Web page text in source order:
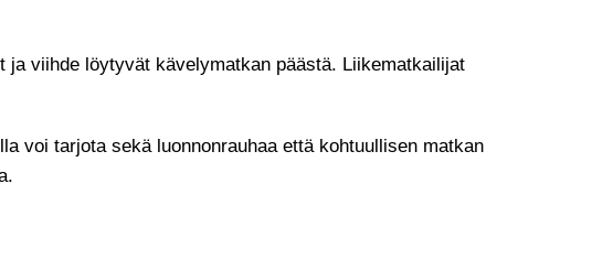
ja viihde löytyvät kävelymatkan päästä. Liikematkailijat
voi tarjota sekä luonnonrauhaa että kohtuullisen matkan